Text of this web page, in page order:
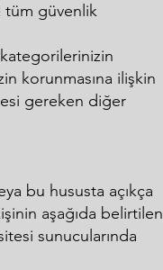
tüm güvenlik
korunmasına ilişkin
gereken diğer
bu hususta açıkça
aşağıda belirtilen
sunucularında